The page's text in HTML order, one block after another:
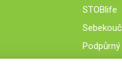
STOBlife